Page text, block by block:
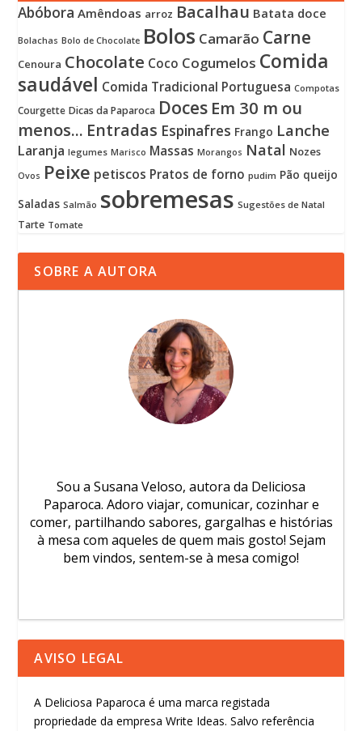
Abóbora Amêndoas arroz Bacalhau Batata doce
Bolachas Bolo de Chocolate Bolos Camarão Carne
Cenoura Chocolate Coco Cogumelos Comida
saudável Comida Tradicional Portuguesa Compotas
Courgette Dicas da Paparoca Doces Em 30 m ou
menos... Entradas Espinafres Frango Lanche
Laranja legumes Marisco Massas Morangos Natal Nozes
Ovos Peixe petiscos Pratos de forno pudim Pão queijo
Saladas Salmão sobremesas Sugestões de Natal
Tarte Tomate
SOBRE A AUTORA
Sou a Susana Veloso, autora da Deliciosa
Paparoca. Adoro viajar, comunicar, cozinhar e
comer, partilhando sabores, gargalhas e histórias
à mesa com aqueles de quem mais gosto! Sejam
bem vindos, sentem-se à mesa comigo!
AVISO LEGAL
A Deliciosa Paparoca é uma marca registada
propriedade da empresa Write Ideas. Salvo referência